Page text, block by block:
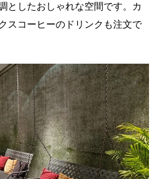
としたおしゃれな空間です。カ
スコーヒーのドリンクも注文で